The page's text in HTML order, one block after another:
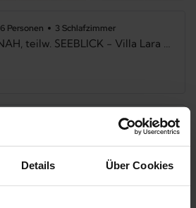
Details Über Cookies
6 Personen 3 Schlafzimmer
Villa Lara, STRANDNAH, teilw. SEEBLICK - Villa Lara Whg. 8, STRANDNAH, GROSS, SAUNA, KAMINOFEN